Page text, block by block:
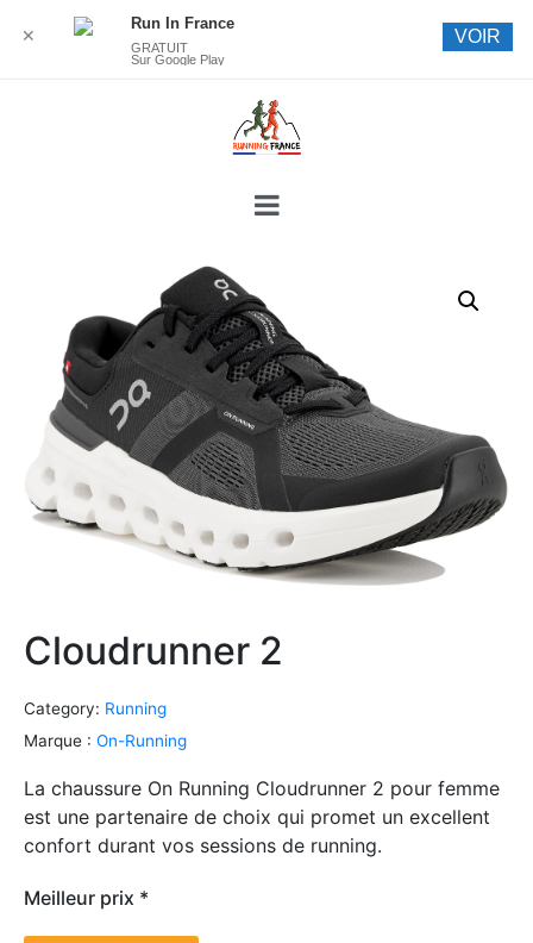
Cloudrunner 2
Category: Running
Marque : On-Running
La chaussure On Running Cloudrunner 2 pour femme
est une partenaire de choix qui promet un excellent
confort durant vos sessions de running.
Meilleur prix *
✕
Run In France
GRATUIT
Sur Google Play
VOIR